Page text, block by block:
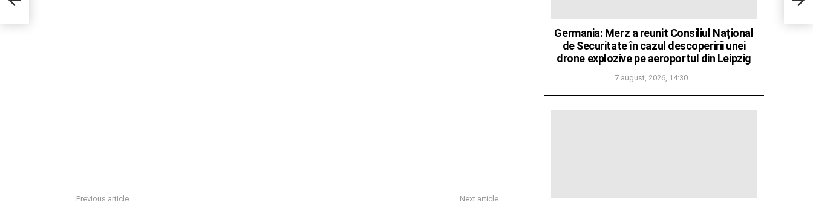
Previous article Next article
la
a
Germania: Merz a reunit Consiliul Național
de Securitate în cazul descoperirii unei
drone explozive pe aeroportul din Leipzig
7 august, 2026, 14:30